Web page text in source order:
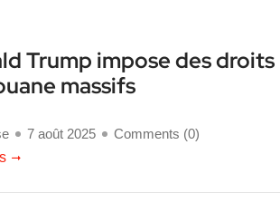
Trump impose des droits
massifs
7 août 2025 Comments (0)